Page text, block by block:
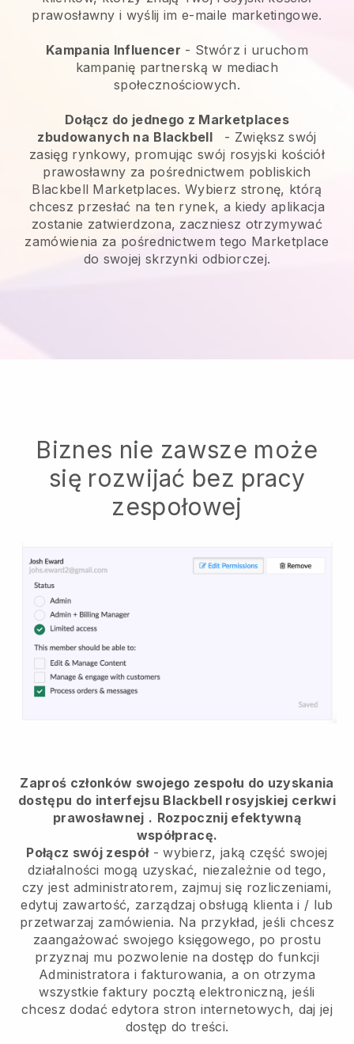
prawosławny i wyślij im e-maile marketingowe.
Kampania Influencer - Stwórz i uruchom
kampanię partnerską w mediach
społecznościowych.
Dołącz do jednego z Marketplaces
zbudowanych na Blackbell - Zwiększ swój
zasięg rynkowy, promując swój rosyjski kościół
prawosławny za pośrednictwem pobliskich
Blackbell Marketplaces. Wybierz stronę, którą
chcesz przesłać na ten rynek, a kiedy aplikacja
zostanie zatwierdzona, zaczniesz otrzymywać
zamówienia za pośrednictwem tego Marketplace
do swojej skrzynki odbiorczej.
Biznes nie zawsze może
się rozwijać bez pracy
zespołowej
Zaproś członków swojego zespołu do uzyskania
dostępu do interfejsu Blackbell rosyjskiej cerkwi
prawosławnej . Rozpocznij efektywną
współpracę.
Połącz swój zespół- wybierz, jaką część swojej
działalności mogą uzyskać, niezależnie od tego,
czy jest administratorem, zajmuj się rozliczeniami,
edytuj zawartość, zarządzaj obsługą klienta i / lub
przetwarzaj zamówienia. Na przykład, jeśli chcesz
zaangażować swojego księgowego, po prostu
przyznaj mu pozwolenie na dostęp do funkcji
Administratora i fakturowania, a on otrzyma
wszystkie faktury pocztą elektroniczną, jeśli
chcesz dodać edytora stron internetowych, daj jej
dostęp do treści.